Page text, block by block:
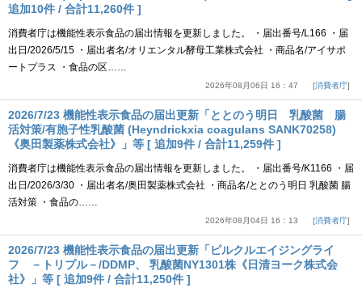
追加10件 / 合計11,260件 ]
消費者庁は機能性表示食品の届出情報を更新しました。 ・届出番号/L166 ・届
出日/2026/5/15 ・届出者名/オリエンタル酵母工業株式会社 ・商品名/アイサポ
ートプラス ・食品の区……
2026年08月06日 16：47 消費者庁
2026/7/23 機能性表示食品の届出更新「ととのう明日 乳酸菌 腸
活対策/有胞子性乳酸菌 (Heyndrickxia coagulans SANK70258)
《奥田製薬株式会社》」等 [ 追加9件 / 合計11,259件 ]
消費者庁は機能性表示食品の届出情報を更新しました。 ・届出番号/K1166 ・届
出日/2026/3/30 ・届出者名/奥田製薬株式会社 ・商品名/ととのう明日 乳酸菌 腸
活対策 ・食品の……
2026年08月04日 16：13 消費者庁
2026/7/23 機能性表示食品の届出更新「ピルクルエイジングライ
フ －トリプル－/DDMP、 乳酸菌NY1301株《日清ヨーク株式会
社》」等 [ 追加9件 / 合計11,250件 ]